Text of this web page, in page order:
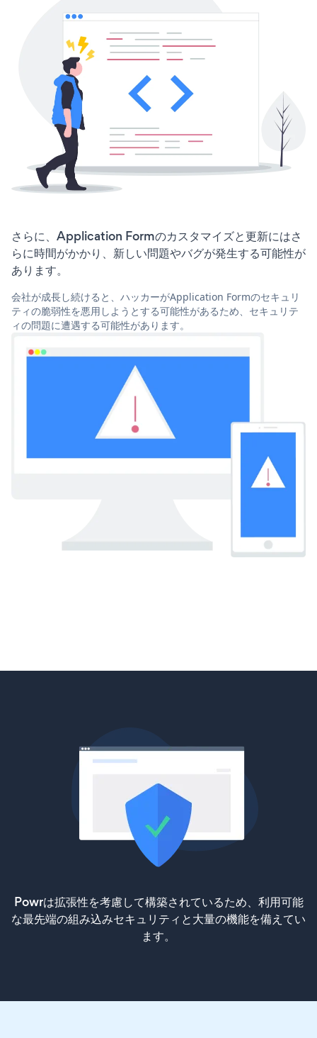
さらに、Application Formのカスタマイズと更新にはさ
らに時間がかかり、新しい問題やバグが発生する可能性が
あります。
会社が成長し続けると、ハッカーがApplication Formのセキュリ
ティの脆弱性を悪用しようとする可能性があるため、セキュリテ
ィの問題に遭遇する可能性があります。
Powrは拡張性を考慮して構築されているため、利用可能
な最先端の組み込みセキュリティと大量の機能を備えてい
ます。